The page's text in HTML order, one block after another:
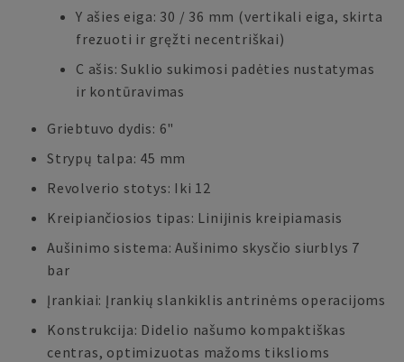
Y ašies eiga: 30 / 36 mm (vertikali eiga, skirta
frezuoti ir gręžti necentriškai)
C ašis: Suklio sukimosi padėties nustatymas
ir kontūravimas
Griebtuvo dydis: 6"
Strypų talpa: 45 mm
Revolverio stotys: Iki 12
Kreipiančiosios tipas: Linijinis kreipiamasis
Aušinimo sistema: Aušinimo skysčio siurblys 7
bar
Įrankiai: Įrankių slankiklis antrinėms operacijoms
Konstrukcija: Didelio našumo kompaktiškas
centras, optimizuotas mažoms tikslioms